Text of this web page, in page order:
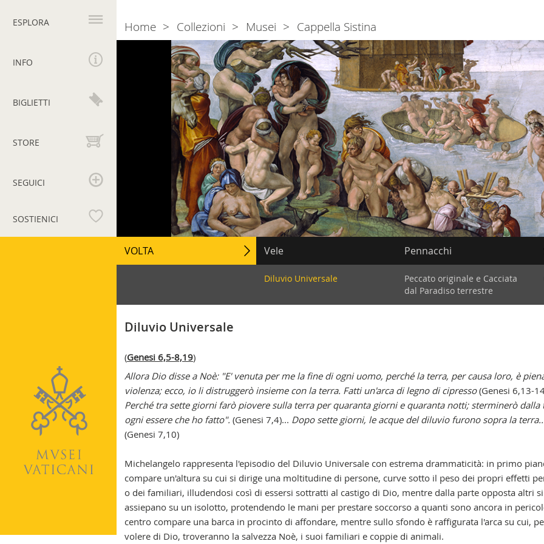
principale
ESPLORA
INFO
BIGLIETTI
STORE
SEGUICI
SOSTIENICI
Navigazione
secondaria
VOLTA Vele Pennacchi
Navigazione
secondaria
Diluvio Universale
Peccato originale e Cacciata
dal Paradiso terrestre
Diluvio Universale
(Genesi 6,5-8,19)
Allora Dio disse a Noè: "E' venuta per me la fine di ogni uomo, perché la terra, per causa loro, è
violenza; ecco, io li distruggerò insieme con la terra. Fatti un'arca di legno di cipresso(Genesi 6,13-
Perché tra sette giorni farò piovere sulla terra per quaranta giorni e quaranta notti; sterminerò dalla
ogni essere che ho fatto". (Genesi 7,4)... Dopo sette giorni, le acque del diluvio furono sopra la
(Genesi 7,10)
Michelangelo rappresenta l'episodio del Diluvio Universale con estrema drammaticità: in primo
compare un'altura su cui si dirige una moltitudine di persone, curve sotto il peso dei propri effetti
o dei familiari, illudendosi così di essersi sottratti al castigo di Dio, mentre dalla parte opposta altri si
assiepano su un isolotto, protendendo le mani per prestare soccorso a quanti sono ancora in
centro compare una barca in procinto di affondare, mentre sullo sfondo è raffigurata l'arca su cui,
volere di Dio, troveranno la salvezza Noè, i suoi familiari e coppie di animali.
Breadcrumb
Home Collezioni Musei Cappella Sistina